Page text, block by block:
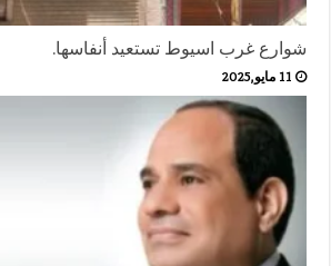
شوارع غرب اسيوط تستعيد أنفاسها.
11 مايو,2025